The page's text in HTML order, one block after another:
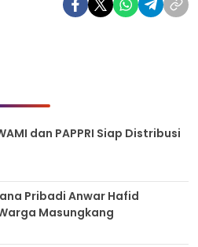
dan PAPPRI Siap Distribusi
Pribadi Anwar Hafid
Masungkang